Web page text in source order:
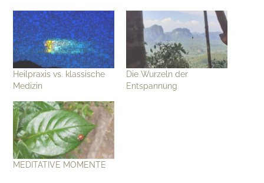
Heilpraxis vs. klassische
Medizin
Die Wurzeln der
Entspannung
MEDITATIVE MOMENTE